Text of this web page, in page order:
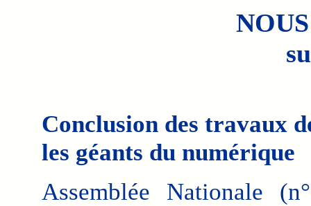
Conclusion des travaux
les géants du numérique
Assemblée Nationale